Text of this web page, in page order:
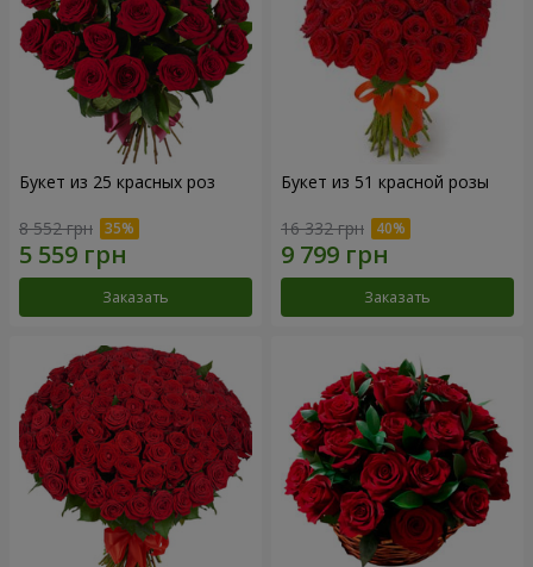
Букет из 25 красных роз
8 552 грн
Заказать
Букет из 51 красной розы
16 332 грн
Заказать